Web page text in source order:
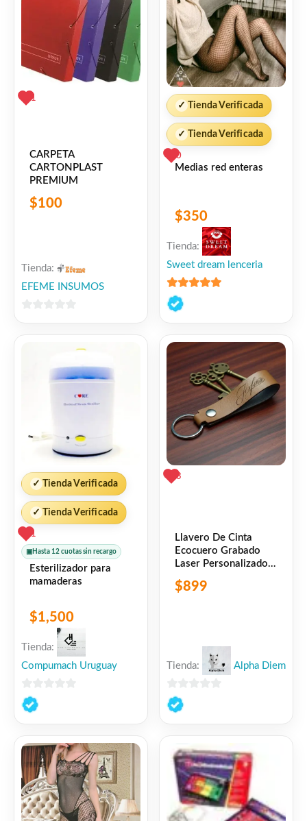
1
CARPETA
CARTONPLAST
PREMIUM
$100
Tienda:
EFEME INSUMOS
✓ Tienda Verificada
✓ Tienda Verificada
0
Medias red enteras
$350
Tienda:
Sweet dream lenceria
5de 5
✓ Tienda Verificada
✓ Tienda Verificada
1
▣ Hasta 12 cuotas sin recargo
Esterilizador para
mamaderas
$1,500
Tienda:
Compumach Uruguay
0
de
3
Llavero De Cinta
Ecocuero Grabado
Laser Personalizado
$899
Tienda: Alpha Diem
0
de